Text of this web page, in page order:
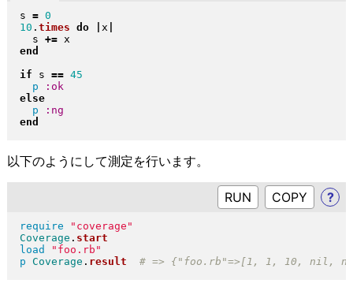
s = 0
10 . times do x
  s
+=
end
if s == 45
p
:ok
else
p
:ng
end
以下のようにして測定を行います。
RUN ?
require " coverage "
Coverage . start
load
" foo.rb "
p Coverage . result